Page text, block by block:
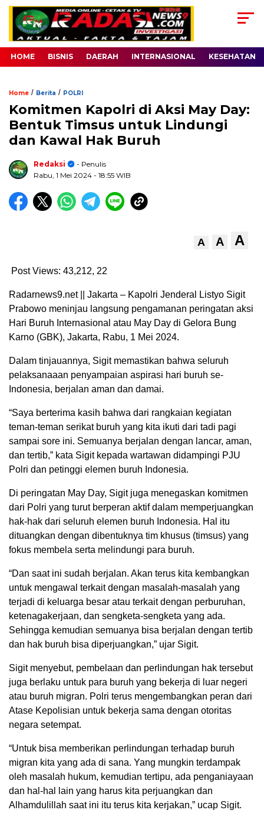
HOME BISNIS DAERAH INTERNASIONAL KESEHATAN
Home / Berita / POLRI
Komitmen Kapolri di Aksi May Day:
Bentuk Timsus untuk Lindungi
dan Kawal Hak Buruh
Redaksi
- Penulis
Rabu, 1 Mei 2024 - 18:55 WIB
A A A
Post Views: 43,212, 22
Radarnews9.net || Jakarta – Kapolri Jenderal Listyo Sigit
Prabowo meninjau langsung pengamanan peringatan aksi
Hari Buruh Internasional atau May Day di Gelora Bung
Karno (GBK), Jakarta, Rabu, 1 Mei 2024.
Dalam tinjauannya, Sigit memastikan bahwa seluruh
pelaksanaaan penyampaian aspirasi hari buruh se-
Indonesia, berjalan aman dan damai.
“Saya berterima kasih bahwa dari rangkaian kegiatan
teman-teman serikat buruh yang kita ikuti dari tadi pagi
sampai sore ini. Semuanya berjalan dengan lancar, aman,
dan tertib,” kata Sigit kepada wartawan didampingi PJU
Polri dan petinggi elemen buruh Indonesia.
Di peringatan May Day, Sigit juga menegaskan komitmen
dari Polri yang turut berperan aktif dalam memperjuangkan
hak-hak dari seluruh elemen buruh Indonesia. Hal itu
dituangkan dengan dibentuknya tim khusus (timsus) yang
fokus membela serta melindungi para buruh.
“Dan saat ini sudah berjalan. Akan terus kita kembangkan
untuk mengawal terkait dengan masalah-masalah yang
terjadi di keluarga besar atau terkait dengan perburuhan,
ketenagakerjaan, dan sengketa-sengketa yang ada.
Sehingga kemudian semuanya bisa berjalan dengan tertib
dan hak buruh bisa diperjuangkan,” ujar Sigit.
Sigit menyebut, pembelaan dan perlindungan hak tersebut
juga berlaku untuk para buruh yang bekerja di luar negeri
atau buruh migran. Polri terus mengembangkan peran dari
Atase Kepolisian untuk bekerja sama dengan otoritas
negara setempat.
“Untuk bisa memberikan perlindungan terhadap buruh
migran kita yang ada di sana. Yang mungkin terdampak
oleh masalah hukum, kemudian tertipu, ada penganiayaan
dan hal-hal lain yang harus kita perjuangkan dan
Alhamdulillah saat ini itu terus kita kerjakan,” ucap Sigit.